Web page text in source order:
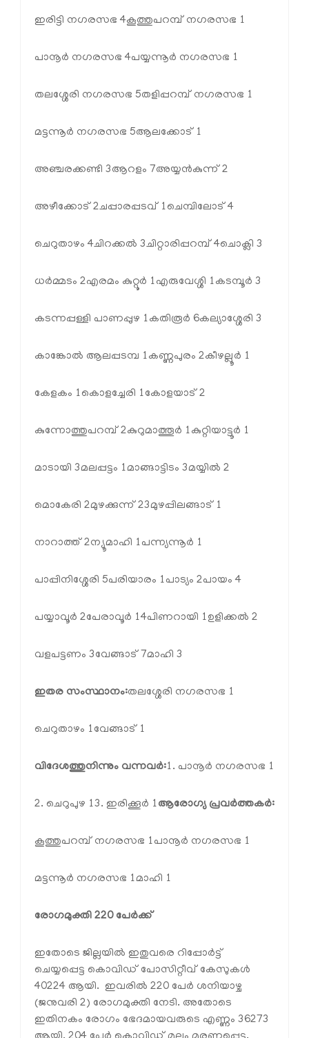
ഇരിട്ടി നഗരസഭ 4കൂത്തുപറമ്പ് നഗരസഭ 1
പാനൂര്‍ നഗരസഭ 4പയ്യന്നൂര്‍ നഗരസഭ 1
തലശ്ശേരി നഗരസഭ 5തളിപ്പറമ്പ് നഗരസഭ 1
മട്ടന്നൂര്‍ നഗരസഭ 5ആലക്കോട് 1
അഞ്ചരക്കണ്ടി 3ആറളം 7അയ്യന്‍കുന്ന് 2
അഴീക്കോട് 2ചപ്പാരപ്പടവ് 1ചെമ്പിലോട് 4
ചെറുതാഴം 4ചിറക്കല്‍ 3ചിറ്റാരിപ്പറമ്പ് 4ചൊക്ലി 3
ധര്‍മ്മടം 2എരമം കുറ്റൂര്‍ 1എരുവേശ്ശി 1കടമ്പൂര്‍ 3
കടന്നപ്പള്ളി പാണപ്പുഴ 1കതിരൂര്‍ 6കല്യാശ്ശേരി 3
കാങ്കോല്‍ ആലപ്പടമ്പ 1കണ്ണപുരം 2കീഴല്ലൂര്‍ 1
കേളകം 1കൊളച്ചേരി 1കോളയാട് 2
കുന്നോത്തുപറമ്പ് 2കുറുമാത്തൂര്‍ 1കുറ്റിയാട്ടൂര്‍ 1
മാടായി 3മലപ്പട്ടം 1മാങ്ങാട്ടിടം 3മയ്യില്‍ 2
മൊകേരി 2മുഴക്കുന്ന് 23മുഴപ്പിലങ്ങാട് 1
നാറാത്ത് 2ന്യൂമാഹി 1പന്ന്യന്നൂര്‍ 1
പാപ്പിനിശ്ശേരി 5പരിയാരം 1പാട്യം 2പായം 4
പയ്യാവൂര്‍ 2പേരാവൂര്‍ 14പിണറായി 1ഉളിക്കല്‍ 2
വളപട്ടണം 3വേങ്ങാട് 7മാഹി 3
ഇതര സംസ്ഥാനം:തലശ്ശേരി നഗരസഭ 1
ചെറുതാഴം 1വേങ്ങാട് 1
വിദേശത്തുനിന്നും വന്നവര്‍:1. പാനൂര്‍ നഗരസഭ 1
2. ചെറുപുഴ 13. ഇരിക്കൂര്‍ 1ആരോഗ്യ പ്രവര്‍ത്തകര്‍:
കൂത്തുപറമ്പ് നഗരസഭ 1പാനൂര്‍ നഗരസഭ 1
മട്ടന്നൂര്‍ നഗരസഭ 1മാഹി 1
രോഗമുക്തി 220 പേര്‍ക്ക്
ഇതോടെ ജില്ലയില്‍ ഇതുവരെ റിപ്പോര്‍ട്ട്
ചെയ്യപ്പെട്ട കൊവിഡ് പോസിറ്റീവ് കേസുകള്‍
40224 ആയി. ഇവരില്‍ 220 പേര്‍ ശനിയാഴ്ച
(ജനുവരി 2) രോഗമുക്തി നേടി. അതോടെ
ഇതിനകം രോഗം ഭേദമായവരുടെ എണ്ണം 36273